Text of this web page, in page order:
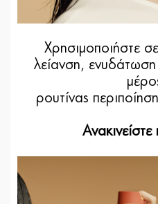
Χρησιμοποιήστε
λείανση,
ρουτίνας